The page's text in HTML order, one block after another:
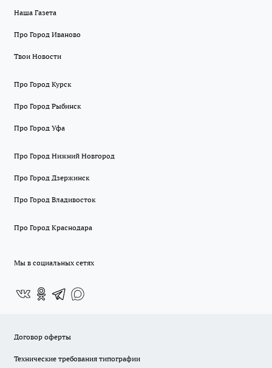
Наша Газета
Про Город Иваново
Твои Новости
Про Город Курск
Про Город Рыбинск
Про Город Уфа
Про Город Нижний Новгород
Про Город Дзержинск
Про Город Владивосток
Про Город Краснодара
Мы в социальных сетях
Договор оферты
Технические требования типографии